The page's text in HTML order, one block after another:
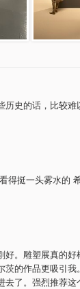
史的话，比较
得挺一头雾水的
。雕塑展真的
的作品更吸引我
去了。强烈推荐